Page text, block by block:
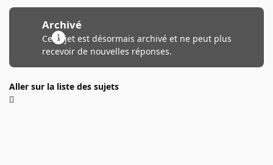
Archivé
Ce sujet est désormais archivé et ne peut plus
recevoir de nouvelles réponses.
Aller sur la liste des sujets